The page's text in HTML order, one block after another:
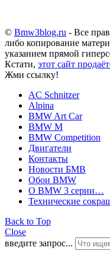
© Bmw3blog.ru - Все
либо копирование
указанием прямой
Кстати, этот сайт
Жми ссылку!
AC Schnitzer
Alpina
BMW Art Car
BMW M
BMW Competition
Двигатели
Контакты
Новости БМВ
Обои BMW
О BMW 3 серии…
Технические
Back to Top
Close
введите запрос...